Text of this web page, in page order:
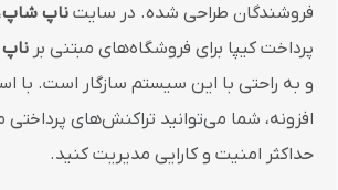
فروشندگان طراحی شده. در سایت ناپ شاپ
پرداخت کیپا برای فروشگاه‌های مبتنی بر
و به راحتی با این سیستم سازگار است. با
افزونه، شما می‌توانید تراکنش‌های پرداختی
حداکثر امنیت و کارایی مدیریت کنید.